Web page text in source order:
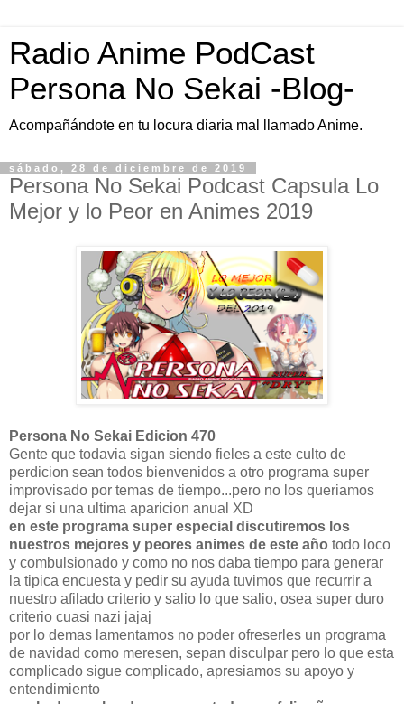
Radio Anime PodCast
Persona No Sekai -Blog-
Acompañándote en tu locura diaria mal llamado Anime.
sábado, 28 de diciembre de 2019
Persona No Sekai Podcast Capsula Lo
Mejor y lo Peor en Animes 2019
Persona No Sekai Edicion 470
Gente que todavia sigan siendo fieles a este culto de
perdicion sean todos bienvenidos a otro programa super
improvisado por temas de tiempo...pero no los queriamos
dejar si una ultima aparicion anual XD
en este programa super especial discutiremos los
nuestros mejores y peores animes de este año todo loco
y combulsionado y como no nos daba tiempo para generar
la tipica encuesta y pedir su ayuda tuvimos que recurrir a
nuestro afilado criterio y salio lo que salio, osea super duro
criterio cuasi nazi jajaj
por lo demas lamentamos no poder ofreserles un programa
de navidad como meresen, sepan disculpar pero lo que esta
complicado sigue complicado, apresiamos su apoyo y
entendimiento